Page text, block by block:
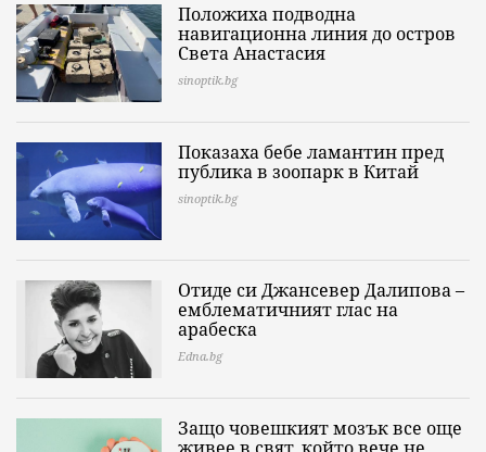
Положиха подводна
навигационна линия до остров
Света Анастасия
sinoptik.bg
Показаха бебе ламантин пред
публика в зоопарк в Китай
sinoptik.bg
Отиде си Джансевер Далипова –
емблематичният глас на
арабеска
Edna.bg
Защо човешкият мозък все още
живее в свят, който вече не